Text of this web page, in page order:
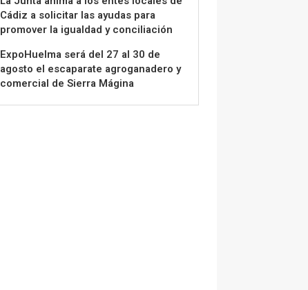
Cádiz a solicitar las ayudas para
promover la igualdad y conciliación
ExpoHuelma será del 27 al 30 de
agosto el escaparate agroganadero y
comercial de Sierra Mágina